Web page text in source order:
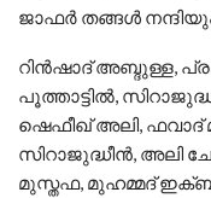
ജാഫർ തങ്ങൾ
റിൻഷാദ് അബ്ദുള്ള,
പൂത്താട്ടിൽ,
ഷെഫീഖ് അലി, ഫവാദ്
സിറാജുദ്ധീൻ, അലി
മുസ്തഫ, മുഹമ്മദ്